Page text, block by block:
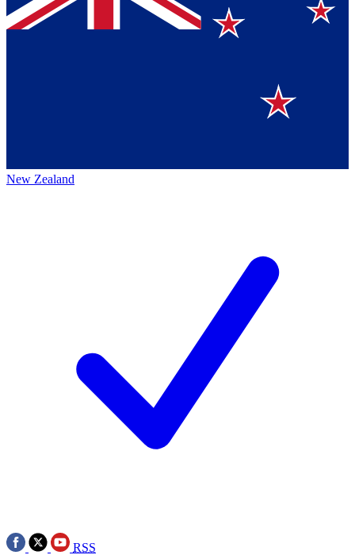
New Zealand
RSS